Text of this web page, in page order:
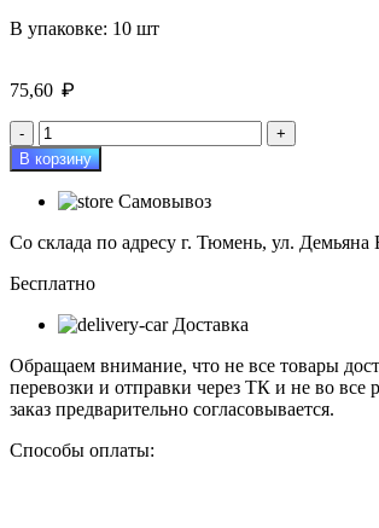
В упаковке: 10 шт
75,60 ₽
Количество
товара
Лампа
LED
ПРОГРЕСС
Шар
Е14
свет)
В корзину
Самовывоз
Со склада по адресу г. Тюмень, ул. Демьяна
Бесплатно
Доставка
Обращаем внимание, что не все товары
перевозки и отправки через ТК и не во
заказ предварительно согласовывается.
Способы оплаты: